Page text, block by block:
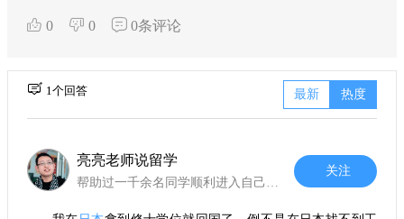
0 0 0条评论
1个回答 最新 热度
亮亮老师说留学
帮助过一千余名同学顺利进入自己的理想日本学府
关注